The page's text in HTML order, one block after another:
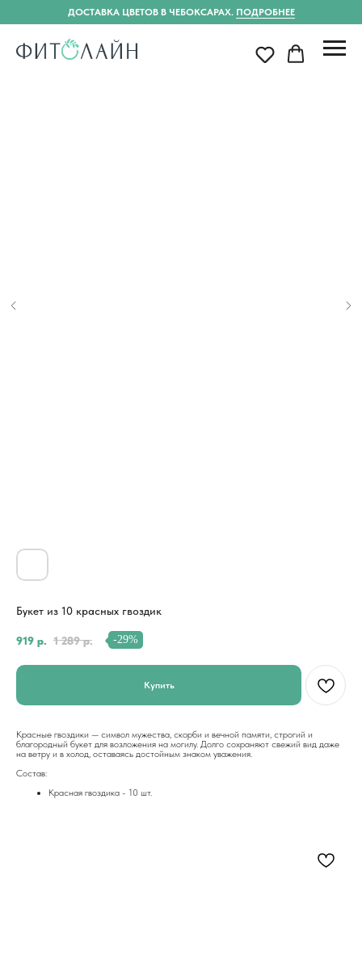
ДОСТАВКА ЦВЕТОВ В ЧЕБОКСАРАХ. ПОДРОБНЕЕ
Букет из 10 красных гвоздик
919 р. 1 289 р. -29%
Купить
Красные гвоздики — символ мужества, скорби и вечной памяти, строгий и
благородный букет для возложения на могилу. Долго сохраняют свежий вид даже
на ветру и в холод, оставаясь достойным знаком уважения.
Состав:
Красная гвоздика - 10 шт.